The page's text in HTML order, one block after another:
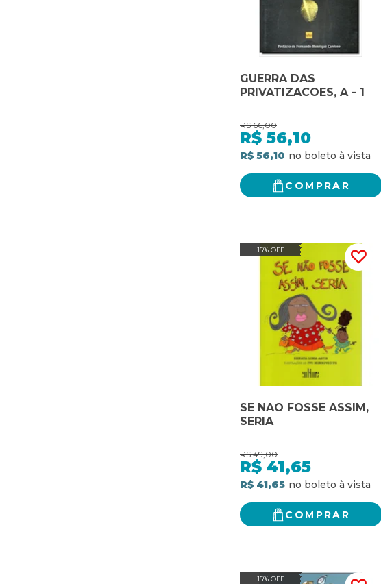
GUERRA DAS
PRIVATIZACOES, A - 1
R$ 66,00
R$ 56,10
R$ 56,10
COMPRAR
15% OFF
SE NAO FOSSE ASSIM,
SERIA
R$ 49,00
R$ 41,65
R$ 41,65
COMPRAR
15% OFF